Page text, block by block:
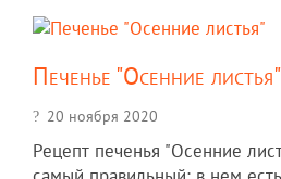
Печенье "Осенние листья"
20 ноября 2020
Рецепт печенья "Осенние